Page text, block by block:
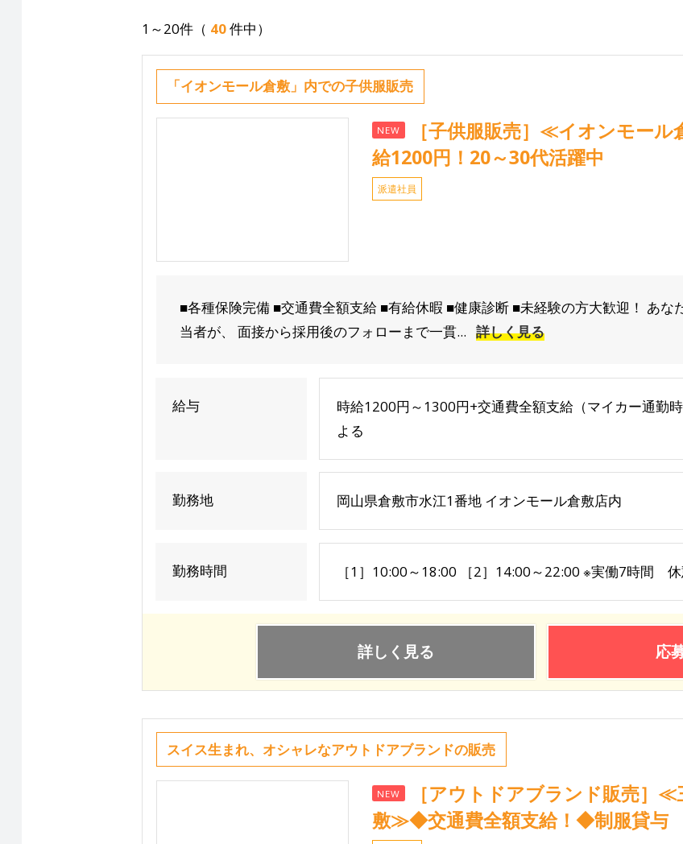
1～20件（ 40件中）
「イオンモール倉敷」内での子供服販売
NEW
［子供服販売］≪イオンモー
給1200円！20～30代活躍中
派遣社員
■各種保険完備 ■交通費全額支給 ■有給休暇 ■健康診断 ■未経験の方大歓迎！ あな
当者が、 面接から採用後のフォローまで一貫... 詳しく見る
給与
時給1200円～1300円+交通費全額支給（マイカー通勤
よる
勤務地 岡山県倉敷市水江1番地 イオンモール倉敷店内
勤務時間 ［1］10:00～18:00 ［2］14:00～22:00 ※実働7時間
詳しく見る 応
スイス生まれ、オシャレなアウトドアブランドの販売
NEW
［アウトドアブランド販売］
敷≫◆交通費全額支給！◆制服貸与